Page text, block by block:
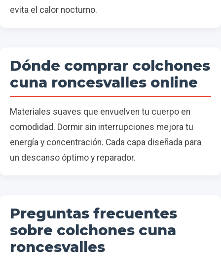
evita el calor nocturno.
Dónde comprar colchones
cuna roncesvalles online
Materiales suaves que envuelven tu cuerpo en
comodidad. Dormir sin interrupciones mejora tu
energía y concentración. Cada capa diseñada para
un descanso óptimo y reparador.
Preguntas frecuentes
sobre colchones cuna
roncesvalles